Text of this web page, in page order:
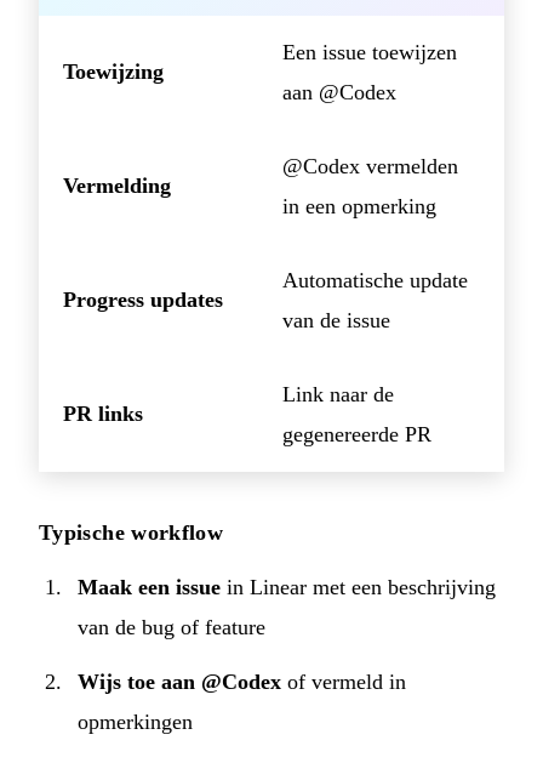
Toewijzing
Een issue toewijzen
aan @Codex
Vermelding
@Codex vermelden
in een opmerking
Progress updates
Automatische update
van de issue
PR links
Link naar de
gegenereerde PR
Typische workflow
Maak een issue in Linear met een beschrijving
van de bug of feature
Wijs toe aan @Codex of vermeld in
opmerkingen